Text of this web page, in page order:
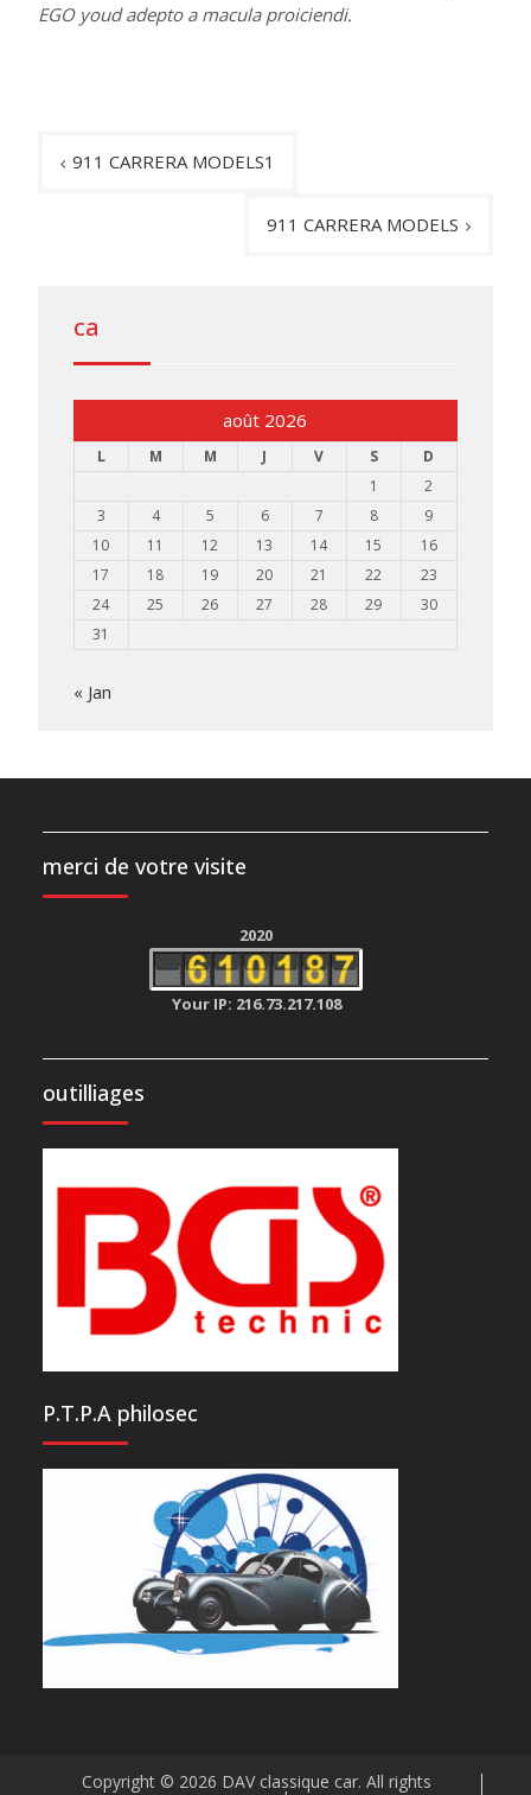
EGO youd adepto a macula proiciendi.
911 CARRERA MODELS1
911 CARRERA MODELS
ca
août 2026
L M M J V S
D
1
2
3
4 5 6 7 8
9
10
11 12 13 14 15
16
17
18 19 20 21 22
23
24
25 26 27 28 29
30
31
« Jan
merci de votre visite
2020
Your IP: 216.73.217.108
outilliages
P.T.P.A philosec
Copyright © 2026 DAV classique car. All rights